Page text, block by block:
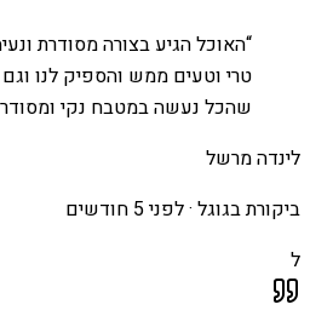
“האוכל הגיע בצורה מסודרת
טרי וטעים ממש והספיק לנו
שהכל נעשה במטבח נקי
לינדה מרשל
ביקורת בגוגל ·לפני 5 חודשים
ל